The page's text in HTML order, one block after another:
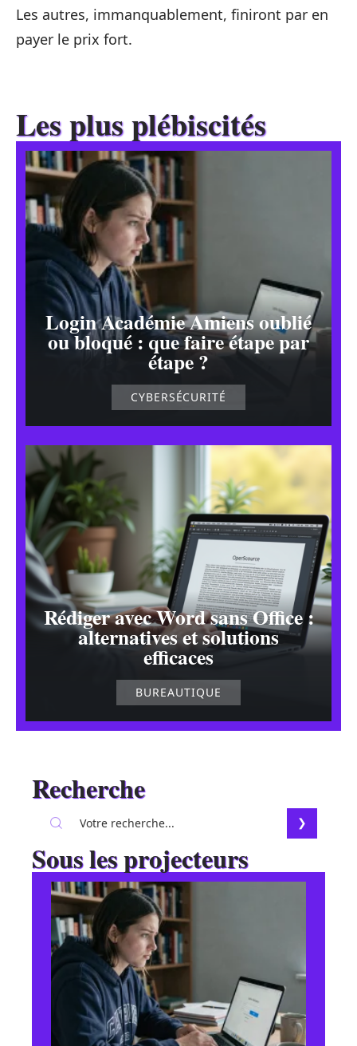
Les autres, immanquablement, finiront par en
payer le prix fort.
Les plus plébiscités
Login Académie Amiens oublié
ou bloqué : que faire étape par
étape ?
CYBERSÉCURITÉ
Rédiger avec Word sans Office :
alternatives et solutions
efficaces
BUREAUTIQUE
Recherche
Sous les projecteurs